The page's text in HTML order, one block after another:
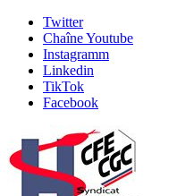
Skip
content
Twitter
Chaîne Youtube
Instagramm
Linkedin
TikTok
Facebook